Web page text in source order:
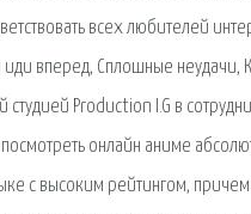
всех любителей
иди вперед, Сплошные
студией Production I.G в
онлайн аниме
с высоким рейтингом,